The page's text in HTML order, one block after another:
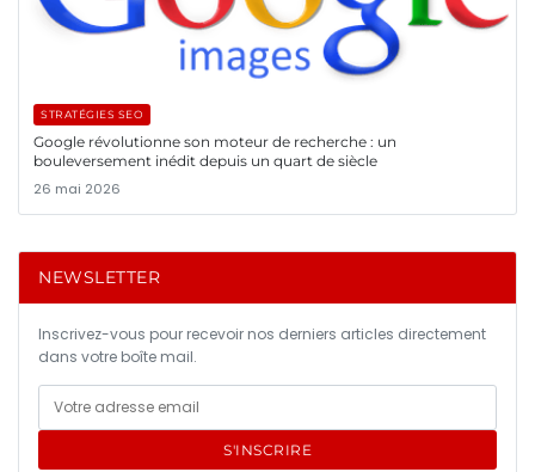
STRATÉGIES SEO
Google révolutionne son moteur de recherche : un
bouleversement inédit depuis un quart de siècle
26 mai 2026
NEWSLETTER
Inscrivez-vous pour recevoir nos derniers articles directement
dans votre boîte mail.
S'INSCRIRE